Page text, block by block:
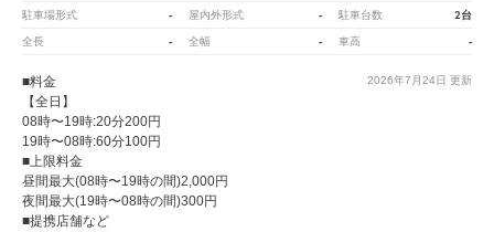
駐車場形式 - 屋内外形式 - 駐車台数 2台
全長 - 全幅 - 車高 -
2026年7月24日 更新
■料金
【全日】
08時〜19時:20分200円
19時〜08時:60分100円
■上限料金
昼間最大(08時〜19時の間)2,000円
夜間最大(19時〜08時の間)300円
■提携店舗など